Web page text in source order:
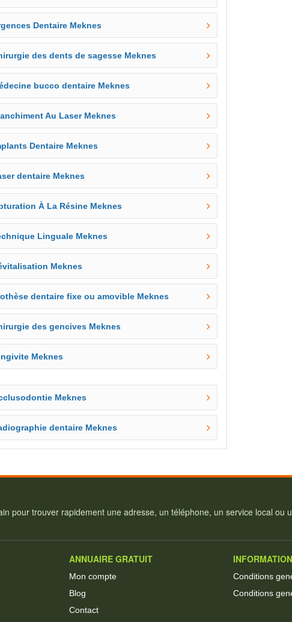
Dentaire Meknes
des dents de sagesse Meknes
bucco dentaire Meknes
Au Laser Meknes
Dentaire Meknes
dentaire Meknes
À La Résine Meknes
Linguale Meknes
Meknes
dentaire fixe ou amovible Meknes
des gencives Meknes
Meknes
Meknes
dentaire Meknes
pour trouver rapidement une adresse, un téléphone, un service local ou
ANNUAIRE GRATUIT
Mon compte
Blog
Contact
Conditions
Conditions